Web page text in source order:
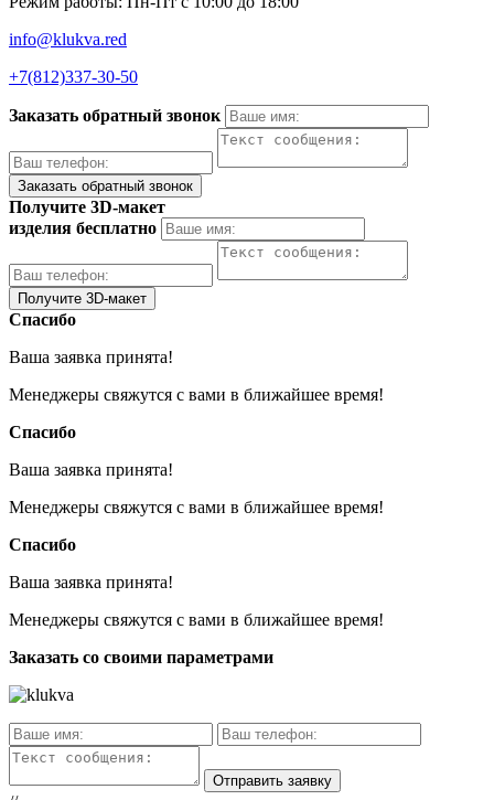
info@klukva.red
+7(812)337‑30-50
Заказать обратный звонок
Получите 3D-макет
изделия бесплатно
Спасибо
Ваша заявка принята!
Менеджеры свяжутся с вами в ближайшее время!
Спасибо
Ваша заявка принята!
Менеджеры свяжутся с вами в ближайшее время!
Спасибо
Ваша заявка принята!
Менеджеры свяжутся с вами в ближайшее время!
Заказать со своими параметрами